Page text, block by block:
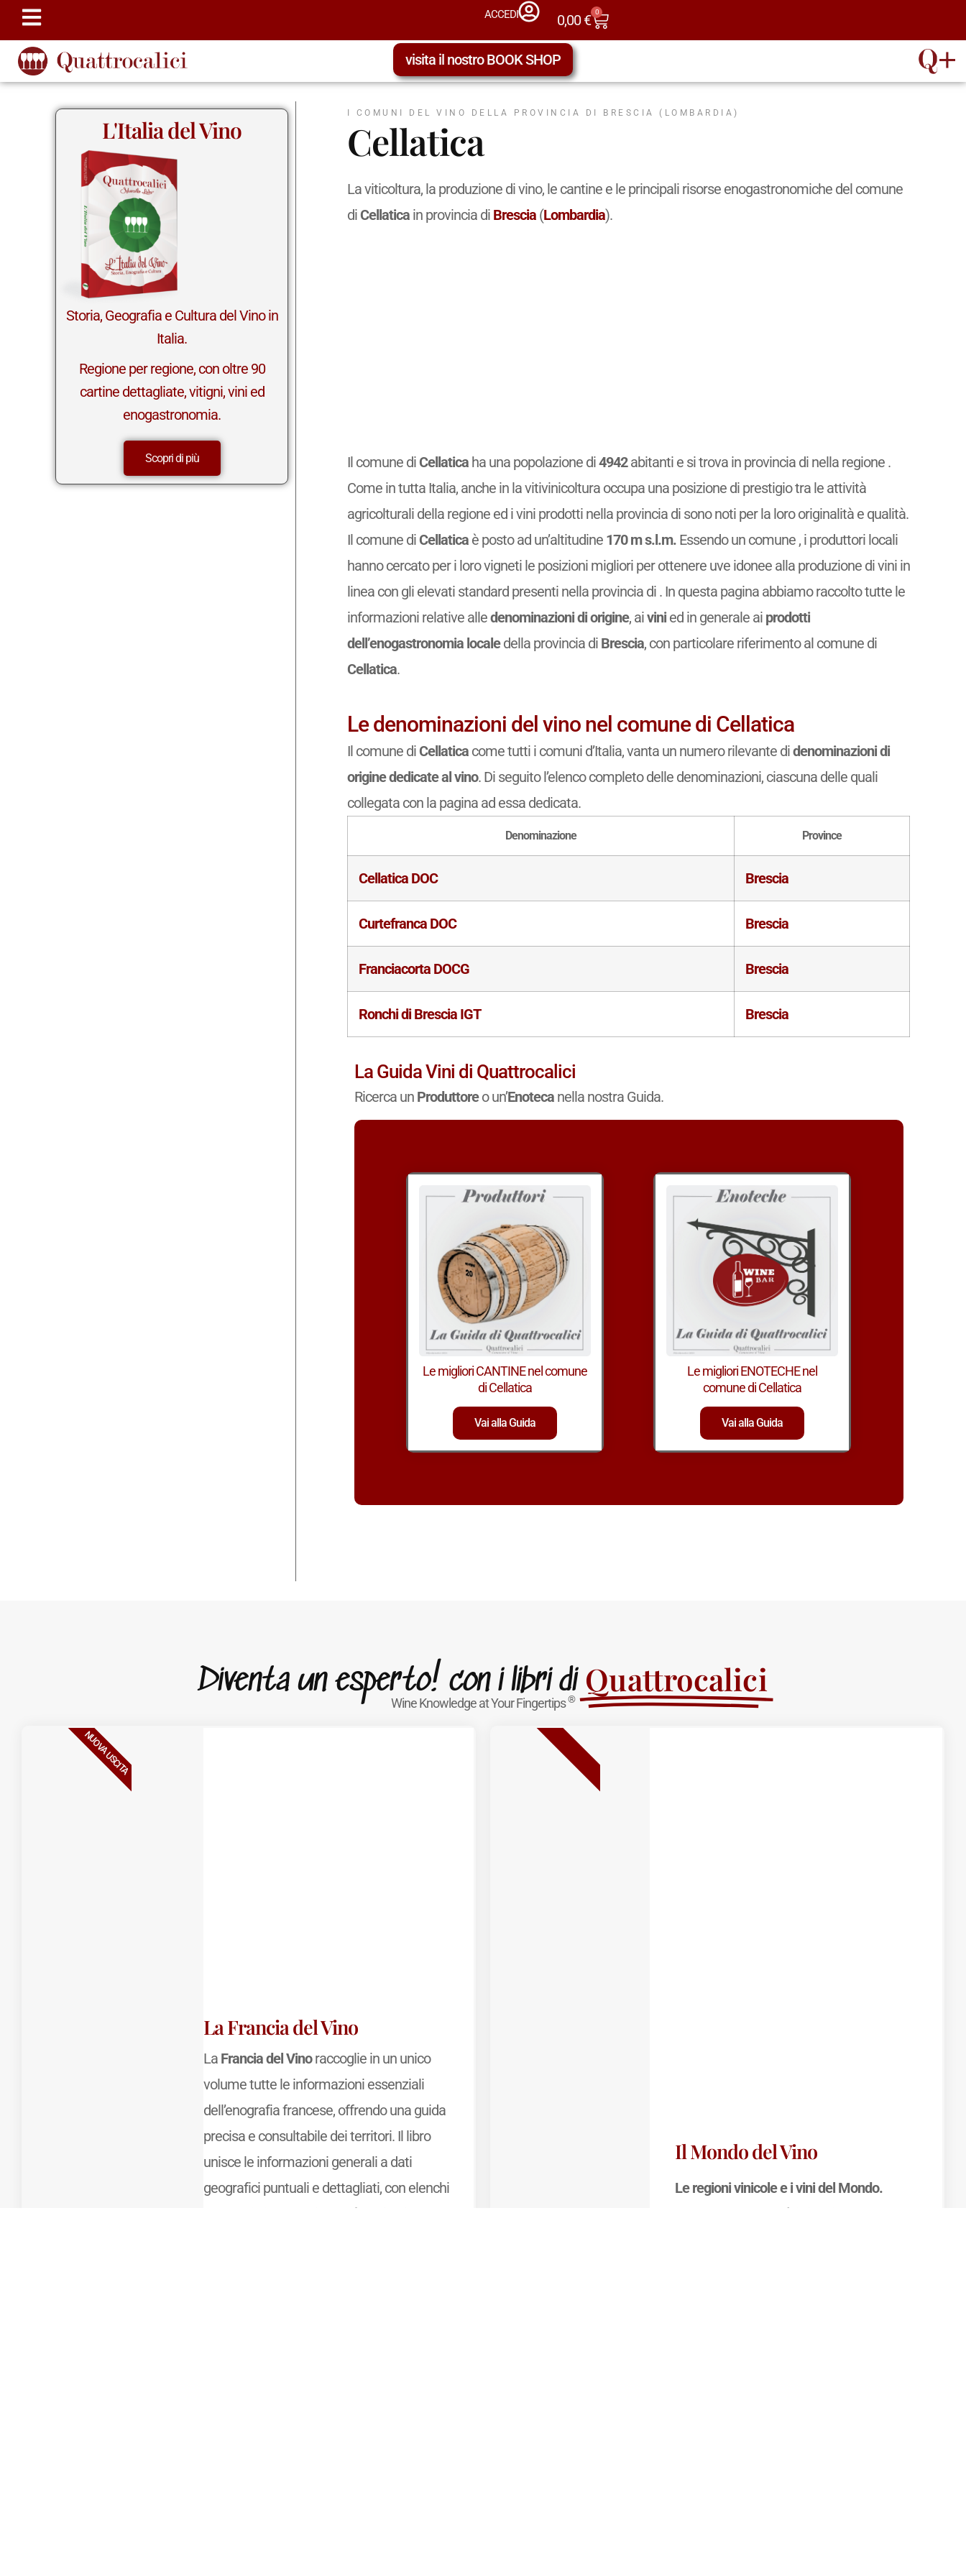
ACCEDI 0,00€ 0
visita il nostro BOOK SHOP
L'Italia del Vino
Storia, Geografia e Cultura del Vino in
Italia.
Regione per regione, con oltre 90
cartine dettagliate, vitigni, vini ed
enogastronomia.
Scopri di più
I COMUNI DEL VINO DELLA PROVINCIA DI BRESCIA (LOMBARDIA)
Cellatica
La viticoltura, la produzione di vino, le cantine e le principali risorse enogastronomiche del comune
diCellaticain provincia di Brescia(Lombardia).
Il comune di Cellaticaha una popolazione di4942abitanti e si trova in provincia di nella regione .
Come in tutta Italia, anche in la vitivinicoltura occupa una posizione di prestigio tra le attività
agricolturali della regione ed i vini prodotti nella provincia di sono noti per la loro originalità e qualità.
Il comune di Cellaticaè posto ad un’altitudine 170 m s.l.m.Essendo un comune , i produttori locali
hanno cercato per i loro vigneti le posizioni migliori per ottenere uve idonee alla produzione di vini in
linea con gli elevati standard presenti nella provincia di . In questa pagina abbiamo raccolto tutte le
informazioni relative alledenominazioni di origine, aivinied in generale ai prodotti
dell’enogastronomia localedella provincia di Brescia, con particolare riferimento al comune di
Cellatica.
Le denominazioni del vino nel comune di Cellatica
Il comune di Cellaticacome tutti i comuni d’Italia, vanta un numero rilevante didenominazioni di
origine dedicate al vino. Di seguito l’elenco completo delle denominazioni, ciascuna delle quali
collegata con la pagina ad essa dedicata.
Denominazione Province
Cellatica DOC Brescia
Curtefranca DOC Brescia
Franciacorta DOCG Brescia
Ronchi di Brescia IGT Brescia
La Guida Vini di Quattrocalici
Ricerca un Produttoreo un’Enotecanella nostra Guida.
Le migliori CANTINE nel comune
di Cellatica
Vai alla Guida
Le migliori ENOTECHE nel
comune di Cellatica
Vai alla Guida
Diventa un esperto! con i libri di Quattrocalici
Wine Knowledge at Your Fingertips®
La Francia del Vino
La Francia del Vinoraccoglie in un unico
volume tutte le informazioni essenziali
dell’enografia francese, offrendo una guida
precisa e consultabile dei territori. Il libro
unisce le informazioni generali a dati
geografici puntuali e dettagliati, con elenchi
appellations, dénominations
NUOVA USCITA
Il Mondo del Vino
Le regioni vinicole e i vini del Mondo.
” è il libro ideale per
BESTSELLER